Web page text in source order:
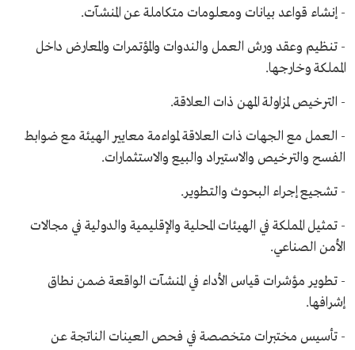
- إنشاء قواعد بيانات ومعلومات متكاملة عن المنشآت.
- تنظيم وعقد ورش العمل والندوات والمؤتمرات والمعارض داخل
المملكة وخارجها.
- الترخيص لمزاولة المهن ذات العلاقة.
- العمل مع الجهات ذات العلاقة لمواءمة معايير الهيئة مع ضوابط
الفسح والترخيص والاستيراد والبيع والاستثمارات.
- تشجيع إجراء البحوث والتطوير.
- تمثيل المملكة في الهيئات المحلية والإقليمية والدولية في مجالات
الأمن الصناعي.
- تطوير مؤشرات قياس الأداء في المنشآت الواقعة ضمن نطاق
إشرافها.
- تأسيس مختبرات متخصصة في فحص العينات الناتجة عن